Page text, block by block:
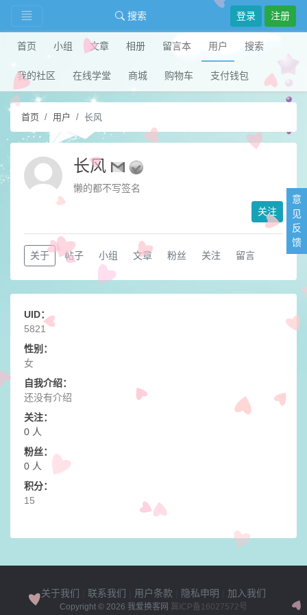
搜索 登录 注册
首页 小组 文章 相册 留言本 用户 搜索
我的社区 在线学堂 商城 购物车 支付钱包
首页 用户 长风
长风
懒的都不写签名
关注
关于 帖子 小组 文章 粉丝 关注 留言
UID：
5821
性别：
女
自我介绍：
还没有介绍
关注：
0 人
粉丝：
0 人
积分：
15
关于我们 联系我们 用户条款 隐私申明 加入我们
Copyright © 2026 我爱换客网 冀ICP备16027572号
意
见
反
馈